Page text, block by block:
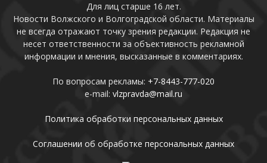
Для лиц старше 16 лет.
Новости Волжского и Волгоградской области. Материалы
не всегда отражают точку зрения редакции. Редакция не
несет ответственности за объективность рекламной
информации и мнения, высказанные в комментариях.
По вопросам рекламы: +7-8443-777-020
e-mail: vlzpravda@mail.ru
Политика обработки персональных данных
Соглашении об обработке персональных данных